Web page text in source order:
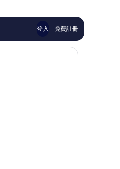
評
論
登入 免費註冊